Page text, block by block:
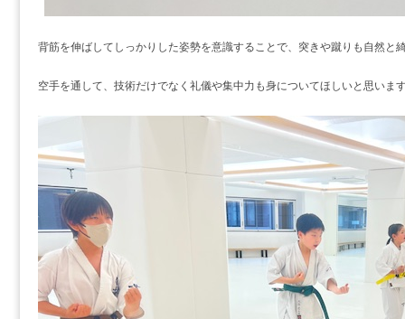
背筋を伸ばしてしっかりした姿勢を意識することで、突きや蹴りも自然と
空手を通して、技術だけでなく礼儀や集中力も身についてほしいと思いま